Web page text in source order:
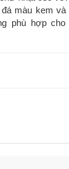
đá màu kem
phù hợp